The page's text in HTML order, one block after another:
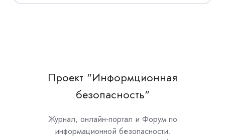
Проект "Информционная
безопасность"
Журнал, онлайн-портал и Форум по
информационной безопасности.